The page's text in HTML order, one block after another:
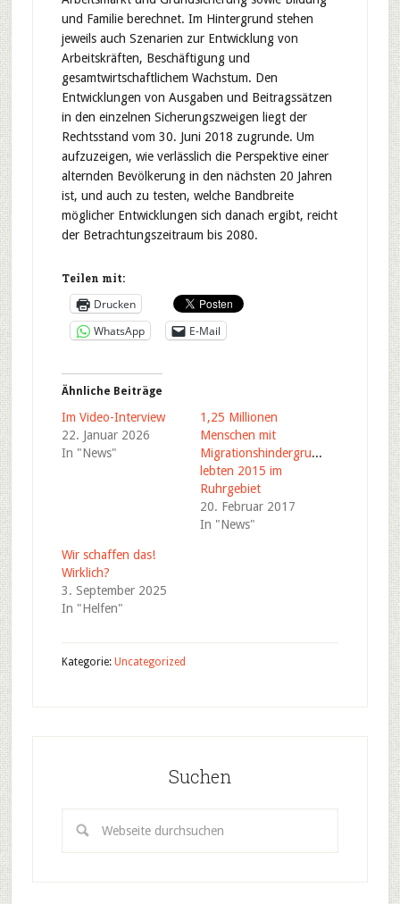
und Familie berechnet. Im Hintergrund stehen
jeweils auch Szenarien zur Entwicklung von
Arbeitskräften, Beschäftigung und
gesamtwirtschaftlichem Wachstum. Den
Entwicklungen von Ausgaben und Beitragssätzen
in den einzelnen Sicherungszweigen liegt der
Rechtsstand vom 30. Juni 2018 zugrunde. Um
aufzuzeigen, wie verlässlich die Perspektive einer
alternden Bevölkerung in den nächsten 20 Jahren
ist, und auch zu testen, welche Bandbreite
möglicher Entwicklungen sich danach ergibt, reicht
der Betrachtungszeitraum bis 2080.
Teilen mit:
Drucken
WhatsApp
E-Mail
Ähnliche Beiträge
Im Video-Interview
22. Januar 2026
In "News"
1,25 Millionen
Menschen mit
Migrationshindergrund
lebten 2015 im
Ruhrgebiet
20. Februar 2017
In "News"
Wir schaffen das!
Wirklich?
3. September 2025
In "Helfen"
Kategorie: Uncategorized
Suchen